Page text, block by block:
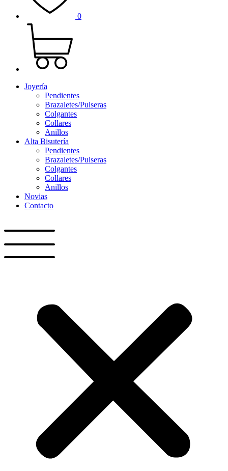
0
Joyería
Pendientes
Brazaletes/Pulseras
Colgantes
Collares
Anillos
Alta Bisutería
Pendientes
Brazaletes/Pulseras
Colgantes
Collares
Anillos
Novias
Contacto